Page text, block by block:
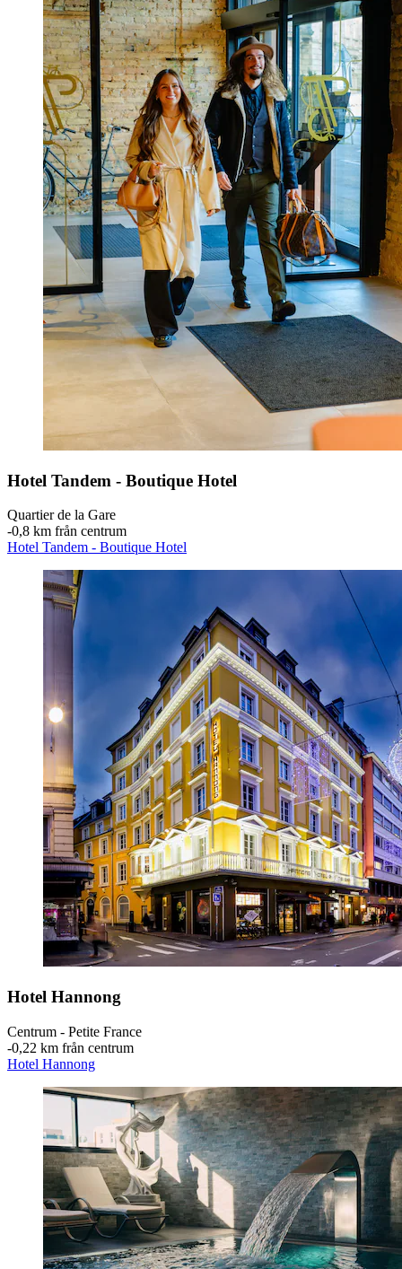
Hotel Tandem - Boutique Hotel
Quartier de la Gare
‐0,8 km från centrum
Hotel Tandem - Boutique Hotel
Hotel Hannong
Centrum - Petite France
‐0,22 km från centrum
Hotel Hannong